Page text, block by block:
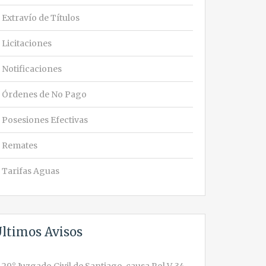
Extravío de Títulos
Licitaciones
Notificaciones
Órdenes de No Pago
Posesiones Efectivas
Remates
Tarifas Aguas
Avisos